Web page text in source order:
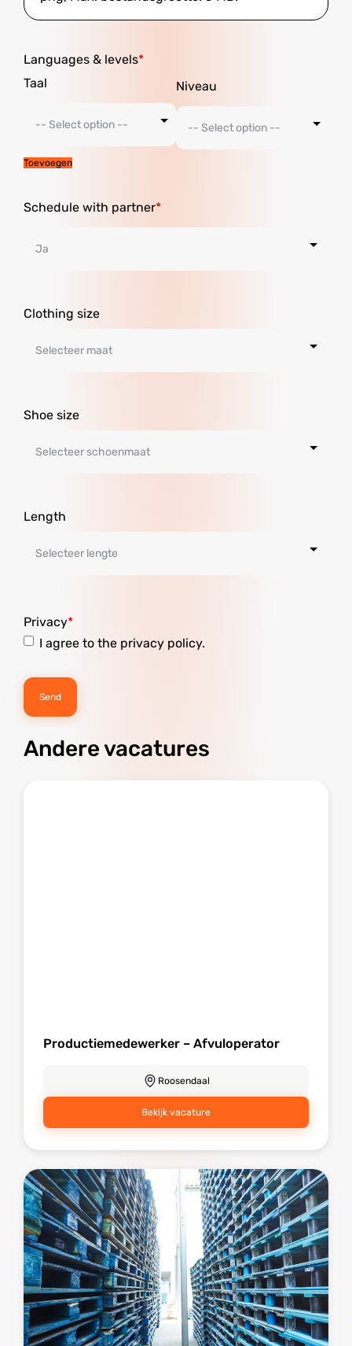
Languages ​​& levels
Toevoegen
Schedule with partner
Clothing size
Shoe size
Length
Privacy
I agree to the privacy policy.
Andere vacatures
Productiemedewerker – Afvuloperator
Roosendaal
Bekijk vacature